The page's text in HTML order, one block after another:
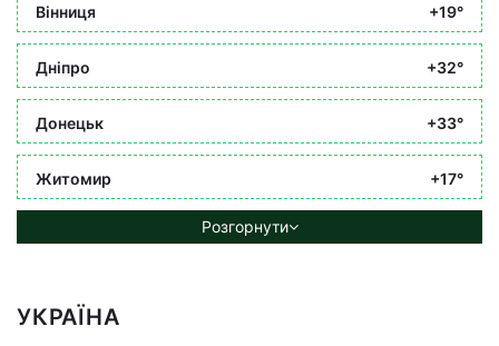
Вінниця +19°
Дніпро +32°
Донецьк +33°
Житомир +17°
Розгорнути
УКРАЇНА